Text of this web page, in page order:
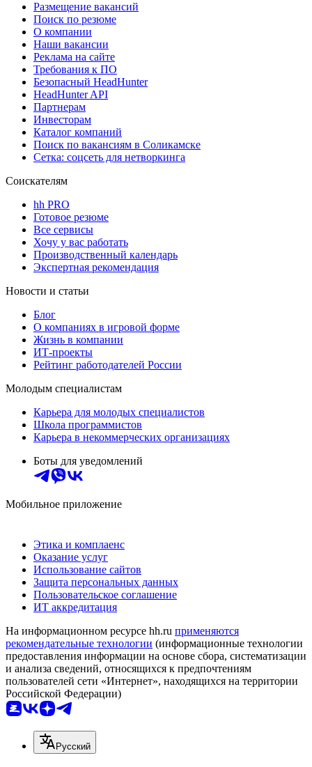
Размещение вакансий
Поиск по резюме
О компании
Наши вакансии
Реклама на сайте
Требования к ПО
Безопасный HeadHunter
HeadHunter API
Партнерам
Инвесторам
Каталог компаний
Поиск по вакансиям в Соликамске
Сетка: соцсеть для нетворкинга
Соискателям
hh PRO
Готовое резюме
Все сервисы
Хочу у вас работать
Производственный календарь
Экспертная рекомендация
Новости и статьи
Блог
О компаниях в игровой форме
Жизнь в компании
ИТ-проекты
Рейтинг работодателей России
Молодым специалистам
Карьера для молодых специалистов
Школа программистов
Карьера в некоммерческих организациях
Боты для уведомлений
Мобильное приложение
Этика и комплаенс
Оказание услуг
Использование сайтов
Защита персональных данных
Пользовательское соглашение
ИТ аккредитация
На информационном ресурсе hh.ru применяются
рекомендательные технологии (информационные технологии
предоставления информации на основе сбора, систематизации
и анализа сведений, относящихся к предпочтениям
пользователей сети «Интернет», находящихся на территории
Российской Федерации)
Русский